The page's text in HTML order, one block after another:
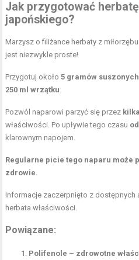
Jak przygotować
japońskiego?
Marzysz o filiżance herbaty z
jest niezwykle proste!
Przygotuj około5 gramów
250 ml wrzątku
Pozwól naparowi parzyć się przez
właściwości. Po upływie tego czasu
klarownym napojem.
Regularne picie tego naparu może
zdrowie.
Informacje zaczerpnięto z dostępnych
herbata właściwości
Powiązane:
Polifenole – zdrowotne